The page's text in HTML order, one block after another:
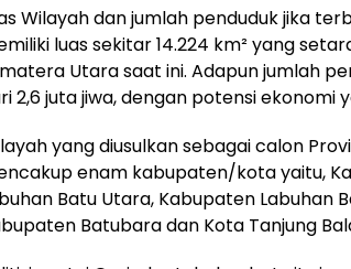
Wilayah dan jumlah penduduk jika
luas sekitar 14.224 km² yang
Utara saat ini. Adapun jumlah
2,6 juta jiwa, dengan potensi ekonomi
yang diusulkan sebagai calon
enam kabupaten/kota yaitu,
Batu Utara, Kabupaten Labuhan
Batubara dan Kota Tanjung